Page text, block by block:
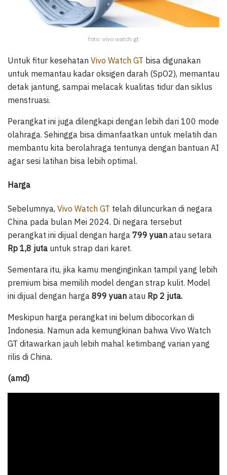
foto: vivo watch gt
Untuk fitur kesehatan Vivo Watch GT bisa digunakan
untuk memantau kadar oksigen darah (SpO2), memantau
detak jantung, sampai melacak kualitas tidur dan siklus
menstruasi.
Perangkat ini juga dilengkapi dengan lebih dari 100 mode
olahraga. Sehingga bisa dimanfaatkan untuk melatih dan
membantu kita berolahraga tentunya dengan bantuan AI
agar sesi latihan bisa lebih optimal.
Harga
Sebelumnya, Vivo Watch GT telah diluncurkan di negara
China pada bulan Mei 2024. Di negara tersebut
perangkat ini dijual dengan harga 799 yuan atau setara
Rp 1,8 juta untuk strap dari karet.
Sementara itu, jika kamu menginginkan tampil yang lebih
premium bisa memilih model dengan strap kulit. Model
ini dijual dengan harga 899 yuan atau Rp 2 juta.
Meskipun harga perangkat ini belum dibocorkan di
Indonesia. Namun ada kemungkinan bahwa Vivo Watch
GT ditawarkan jauh lebih mahal ketimbang varian yang
rilis di China.
(amd)